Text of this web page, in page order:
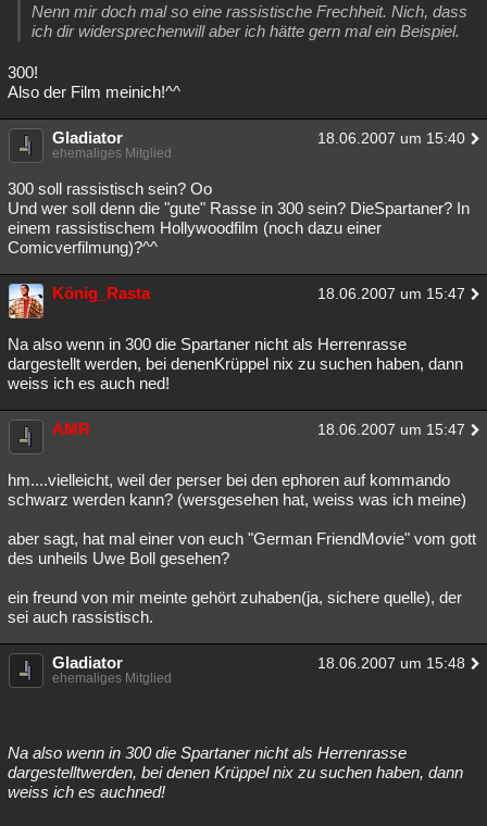
Nenn mir doch mal so eine rassistische Frechheit. Nich, dass
ich dir widersprechenwill aber ich hätte gern mal ein Beispiel.
300!
Also der Film meinich!^^
Gladiator 18.06.2007 um 15:40
ehemaliges Mitglied
300 soll rassistisch sein? Oo
Und wer soll denn die "gute" Rasse in 300 sein? DieSpartaner? In
einem rassistischem Hollywoodfilm (noch dazu einer
Comicverfilmung)?^^
König_Rasta 18.06.2007 um 15:47
Na also wenn in 300 die Spartaner nicht als Herrenrasse
dargestellt werden, bei denenKrüppel nix zu suchen haben, dann
weiss ich es auch ned!
AMR 18.06.2007 um 15:47
hm....vielleicht, weil der perser bei den ephoren auf kommando
schwarz werden kann? (wersgesehen hat, weiss was ich meine)
aber sagt, hat mal einer von euch "German FriendMovie" vom gott
des unheils Uwe Boll gesehen?
ein freund von mir meinte gehört zuhaben(ja, sichere quelle), der
sei auch rassistisch.
Gladiator 18.06.2007 um 15:48
ehemaliges Mitglied
Na also wenn in 300 die Spartaner nicht als Herrenrasse
dargestelltwerden, bei denen Krüppel nix zu suchen haben, dann
weiss ich es auchned!